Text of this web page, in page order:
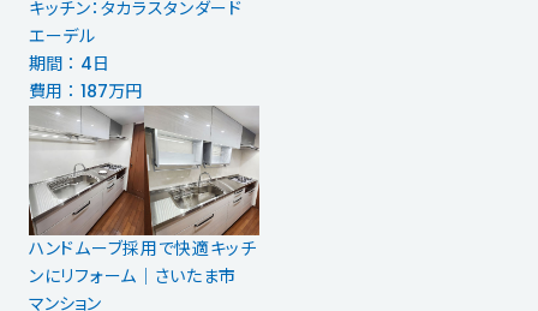
キッチン：タカラスタンダード
エーデル
期間 ： 4日
費用 ： 187万円
ハンドムーブ採用で快適キッチ
ンにリフォーム│さいたま市
マンション